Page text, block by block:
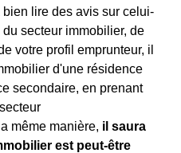
lire des avis sur celui-
secteur immobilier, de
votre profil emprunteur, il
d'une résidence
secondaire, en prenant
même manière, il saura
est peut-être